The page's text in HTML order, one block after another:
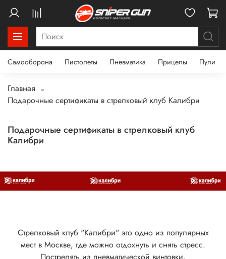
Самооборона Пистолеты Пневматика Прицелы Пули
Главная
Подарочные сертификаты в стрелковый клуб Калибри
Подарочные сертификаты в стрелковый клуб
Калибри
Стрелковый клуб "Калибри" это одно из популярных
мест в Москве, где можно отдохнуть и снять стресс.
Пострелять из пневматической винтовки,